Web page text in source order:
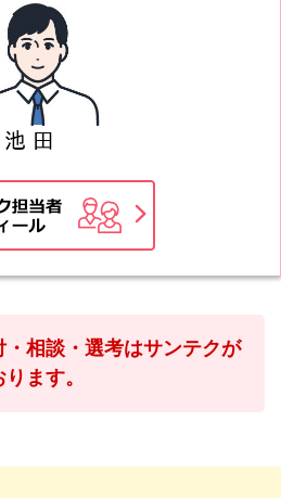
相談・選考はサンテクが
ます。